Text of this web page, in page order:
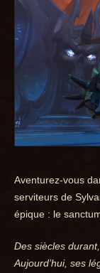
Aventurez-vous
serviteurs de
épique : le
Des siècles
Aujourd’hui, ses